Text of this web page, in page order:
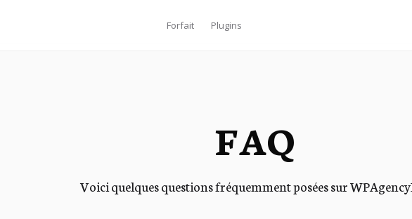
Forfait Plugins
FAQ
Voici quelques questions fréquemment posées sur